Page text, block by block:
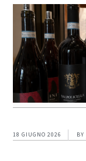
18 GIUGNO 2026 BY